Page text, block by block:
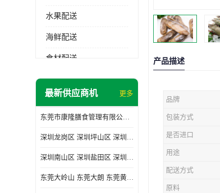
水果配送
海鲜配送
食材配送
最新供应商机 更多
东莞市康隆膳食管理有限公司主要经营蔬菜配送 东莞食堂承包 光明蔬菜配送 深圳市食堂承包 深圳市蔬菜配送等业务 欢迎咨询了解
深圳龙岗区 深圳坪山区 深圳光明区 深圳龙华区
深圳南山区 深圳盐田区 深圳福田区 深圳罗湖区 深圳龙岗区
东莞大岭山 东莞大朗 东莞黄江 东莞樟木头 蔬菜配送
产品描述
品牌
包装方式
是否进口
用途
配送方式
原料